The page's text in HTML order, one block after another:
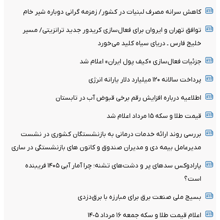
کاهش سرانه مصرف لبنیات در کشور/ زمزمه گرانی دوباره شیر خام
توافق تهران و ایروان برای فعال‌سازی کریدور جدید ترانزیتی/ مسیر
خلیج فارس ـ دریای سیاه کلید می‌خورد
جزئیات فعال‌سازی «کیف پول ایران» اعلام شد
پرداخت سالانه ۱۲۰ میلیارد دلار یارانه انرژی
اطلاعیه درباره افزایش رقم برخی قبوض آب در تابستان
قیمت طلا و سکه ۱۵ مرداد اعلام شد
بررسی روند ارائه خدمات درمانی به بازنشستگان کشوری در نشست
مدیرعامل بیمه دی و مدیران صندوق و کانون های بازنشستگی در ساری
پارادوکس سدهای پر و دشت‌های تشنه؛ چرا آمار آبی ۱۴۰۵ فریبنده
است؟
بسیج ملی صنعت برق برای مبارزه با برق‌دزدی
اعلام قیمت طلا و سکه جمعه ١۶ مرداد ١۴٠۵